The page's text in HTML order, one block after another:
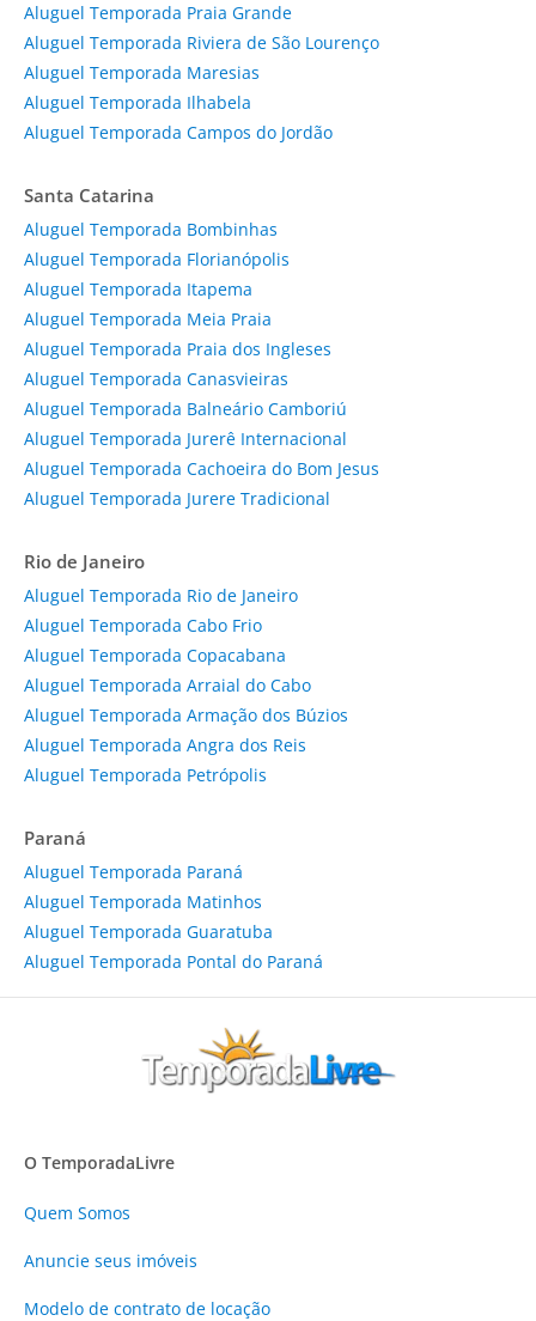
Aluguel Temporada Praia Grande
Aluguel Temporada Riviera de São Lourenço
Aluguel Temporada Maresias
Aluguel Temporada Ilhabela
Aluguel Temporada Campos do Jordão
Santa Catarina
Aluguel Temporada Bombinhas
Aluguel Temporada Florianópolis
Aluguel Temporada Itapema
Aluguel Temporada Meia Praia
Aluguel Temporada Praia dos Ingleses
Aluguel Temporada Canasvieiras
Aluguel Temporada Balneário Camboriú
Aluguel Temporada Jurerê Internacional
Aluguel Temporada Cachoeira do Bom Jesus
Aluguel Temporada Jurere Tradicional
Rio de Janeiro
Aluguel Temporada Rio de Janeiro
Aluguel Temporada Cabo Frio
Aluguel Temporada Copacabana
Aluguel Temporada Arraial do Cabo
Aluguel Temporada Armação dos Búzios
Aluguel Temporada Angra dos Reis
Aluguel Temporada Petrópolis
Paraná
Aluguel Temporada Paraná
Aluguel Temporada Matinhos
Aluguel Temporada Guaratuba
Aluguel Temporada Pontal do Paraná
O TemporadaLivre
Quem Somos
Anuncie seus imóveis
Modelo de contrato de locação